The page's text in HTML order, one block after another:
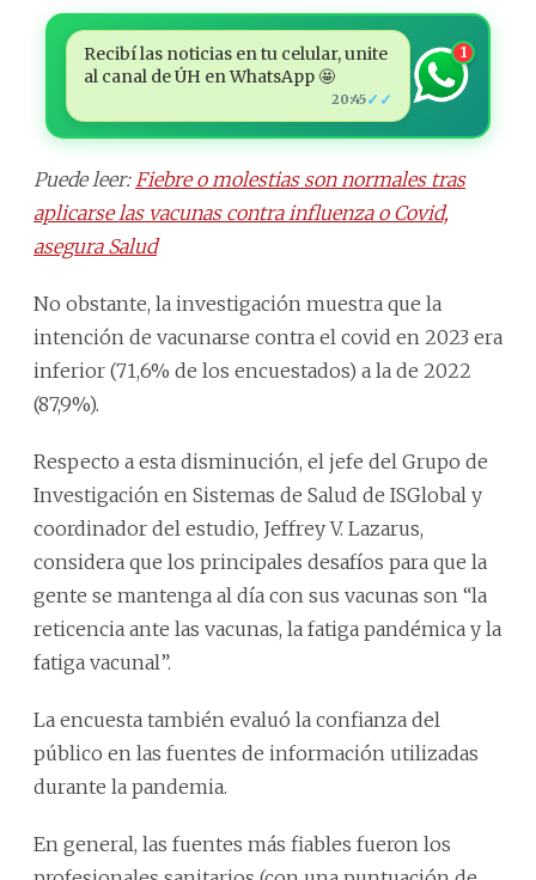
Recibí las noticias en tu celular, unite
al canal de ÚH en WhatsApp 🤩
20:45✓✓
1
Puede leer: Fiebre o molestias son normales tras
aplicarse las vacunas contra influenza o Covid,
asegura Salud
No obstante, la investigación muestra que la
intención de vacunarse contra el covid en 2023 era
inferior (71,6% de los encuestados) a la de 2022
(87,9%).
Respecto a esta disminución, el jefe del Grupo de
Investigación en Sistemas de Salud de ISGlobal y
coordinador del estudio, Jeffrey V. Lazarus,
considera que los principales desafíos para que la
gente se mantenga al día con sus vacunas son “la
reticencia ante las vacunas, la fatiga pandémica y la
fatiga vacunal”.
La encuesta también evaluó la confianza del
público en las fuentes de información utilizadas
durante la pandemia.
En general, las fuentes más fiables fueron los